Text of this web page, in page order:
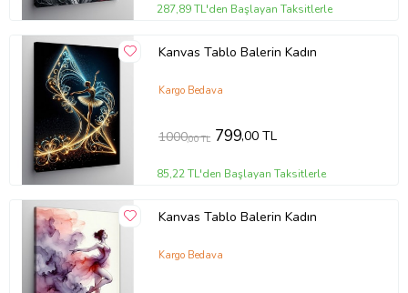
287,89 TL'den Başlayan Taksitlerle
Kanvas Tablo Balerin Kadın
Kargo Bedava
1000,00 TL 799,00 TL
85,22 TL'den Başlayan Taksitlerle
Kanvas Tablo Balerin Kadın
Kargo Bedava